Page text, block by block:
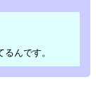
んです。